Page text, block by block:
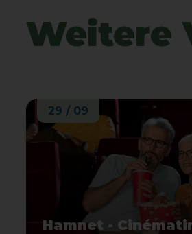
Weitere
Hamnet -
29 / 09